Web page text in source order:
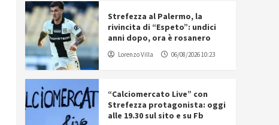
Strefezza al Palermo, la
rivincita di “Espeto”: undici
anni dopo, ora è rosanero
Lorenzo Villa 06/08/2026 10:23
“Calciomercato Live” con
Strefezza protagonista: oggi
alle 19.30 sul sito e su Fb